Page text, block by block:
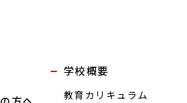
学校概要
教育カリキュラム